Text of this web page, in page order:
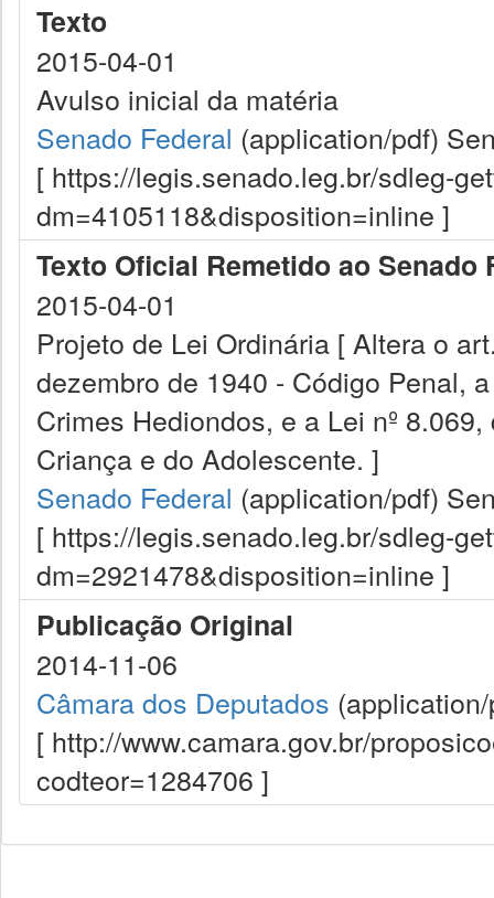
Texto
2015-04-01
Avulso inicial da matéria
Senado Federal (application/pdf)
[ https://legis.senado.leg.br/sdleg-
dm=4105118&disposition=inline ]
Texto Oficial Remetido ao Senado
2015-04-01
Projeto de Lei Ordinária [ Altera o
dezembro de 1940 - Código Penal,
Crimes Hediondos, e a Lei nº
Criança e do Adolescente. ]
Senado Federal (application/pdf)
[ https://legis.senado.leg.br/sdleg-
dm=2921478&disposition=inline ]
Publicação Original
2014-11-06
Câmara dos Deputados
[ http://www.camara.gov.br/
codteor=1284706 ]